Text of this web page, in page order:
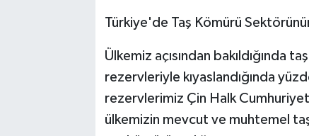
Türkiye'de Taş Kömürü
Ülkemiz açısından bakıldığında
rezervleriyle kıyaslandığında
rezervlerimiz Çin Halk
ülkemizin mevcut ve muhtemel